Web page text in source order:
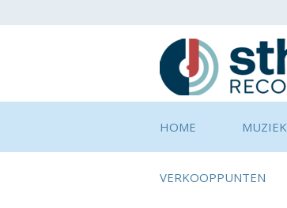
HOME MUZIEK
VERKOOPPUNTEN